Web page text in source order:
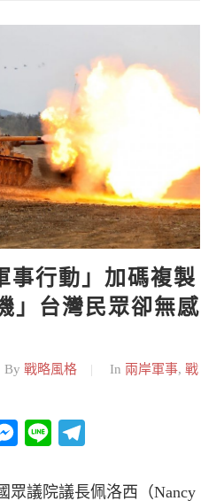
事行動」加碼複製
」台灣民眾卻無感
By 戰略風格 In 兩岸軍事, 戰
Messenger
Line
眾議院議長佩洛西（Nancy